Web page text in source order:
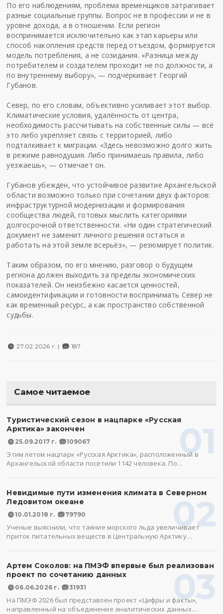
По его наблюдениям, проблема временщиков затрагивает
разные социальные группы. Вопрос не в профессии и не в
уровне дохода, а в отношении. Если регион
воспринимается исключительно как этап карьеры или
способ накопления средств перед отъездом, формируется
модель потребления, а не созидания. «Разница между
потребителем и создателем проходит не по должности, а
по внутреннему выбору», — подчёркивает Георгий
Губанов.
Север, по его словам, объективно усиливает этот выбор.
Климатические условия, удалённость от центра,
необходимость рассчитывать на собственные силы — всё
это либо укрепляет связь с территорией, либо
подталкивает к миграции. «Здесь невозможно долго жить
в режиме равнодушия. Либо принимаешь правила, либо
уезжаешь», — отмечает он.
Губанов убеждён, что устойчивое развитие Архангельской
области возможно только при сочетании двух факторов:
инфраструктурной модернизации и формирования
сообщества людей, готовых мыслить категориями
долгосрочной ответственности. «Ни один стратегический
документ не заменит личного решения остаться и
работать на этой земле всерьёз», — резюмирует политик.
Таким образом, по его мнению, разговор о будущем
региона должен выходить за пределы экономических
показателей. Он неизбежно касается ценностей,
самоидентификации и готовности воспринимать Север не
как временный ресурс, а как пространство собственной
судьбы.
27.02.2026 г. | 187
Самое читаемое
01
Туристический сезон в нацпарке «Русская
Арктика» закончен
25.09.2017 г. 109067
Этим летом нацпарк «Русская Арктика», расположенный в
Архангельской области посетили 1142 человека. По…
02
Невидимые пути изменения климата в Северном
Ледовитом океане
10.01.2018 г. 79790
Ученые выяснили, что таяние морского льда увеличивает
приток питательных веществ в Центральную Арктику…
03
Артем Соколов: на ПМЭФ впервые был реализован
проект по сочетанию данных
06.06.2026 г. 31931
На ПМЭФ 2026 был представлен проект «Цифры и факты»,
направленный на объединение аналитических данных.…